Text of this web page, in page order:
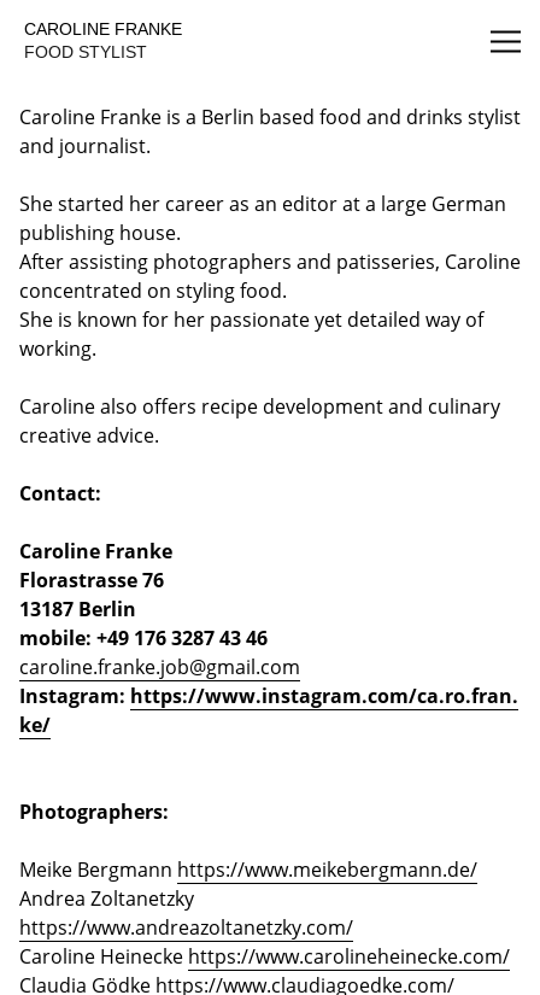
CAROLINE FRANKE
FOOD STYLIST
Caroline Franke is a Berlin based food and drinks stylist
and journalist.
She started her career as an editor at a large German
publishing house.
After assisting photographers and patisseries, Caroline
concentrated on styling food.
She is known for her passionate yet detailed way of
working.
Caroline also offers recipe development and culinary
creative advice.
Contact:
Caroline Franke
Florastrasse 76
13187 Berlin
mobile: +49 176 3287 43 46
caroline.franke.job@gmail.com
Instagram: https://www.instagram.com/ca.ro.fran.
ke/
Photographers:
Meike Bergmann https://www.meikebergmann.de/
Andrea Zoltanetzky
https://www.andreazoltanetzky.com/
Caroline Heinecke https://www.carolineheinecke.com/
Claudia Gödke https://www.claudiagoedke.com/